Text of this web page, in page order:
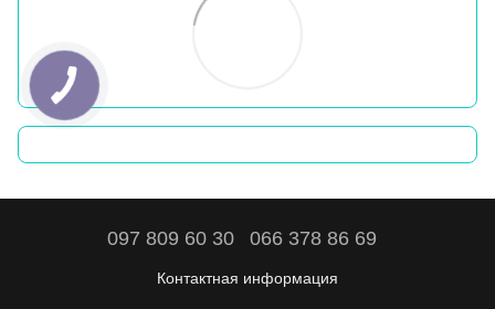
097 809 60 30 066 378 86 69
Контактная информация